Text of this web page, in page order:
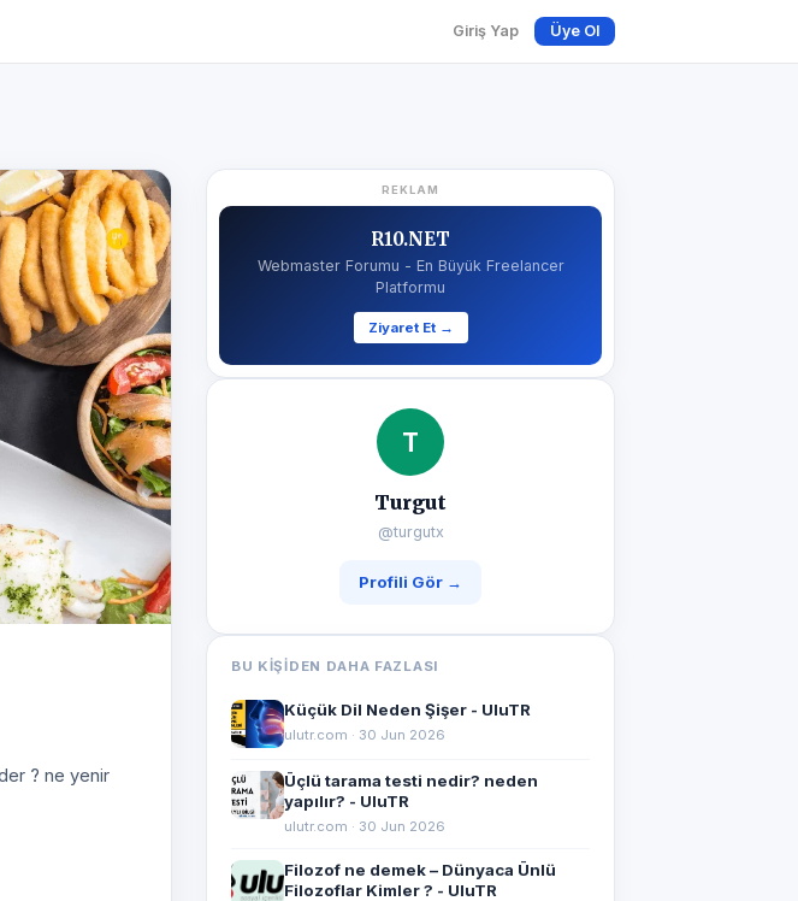
Giriş Yap Üye Ol
? ne yenir
REKLAM
R10.NET
Webmaster Forumu - En Büyük Freelancer
Platformu
Ziyaret Et →
T
Turgut
@turgutx
Profili Gör →
BU KIŞIDEN DAHA FAZLASI
Küçük Dil Neden Şişer - UluTR
ulutr.com · 30 Jun 2026
Üçlü tarama testi nedir? neden
yapılır? - UluTR
ulutr.com · 30 Jun 2026
Filozof ne demek – Dünyaca Ünlü
Filozoflar Kimler ? - UluTR